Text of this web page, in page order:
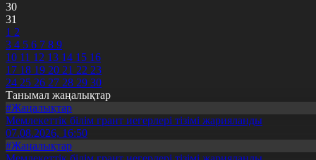
30
31
1 2
3 4 5 6 7 8 9
10 11 12 13 14 15 16
17 18 19 20 21 22 23
24 25 26 27 28 29 30
Танымал жаңалықтар
#Жаңалықтар
Мемлекеттік білім грант иегерлері тізімі жарияланды
07.08.2026, 16:50
#Жаңалықтар